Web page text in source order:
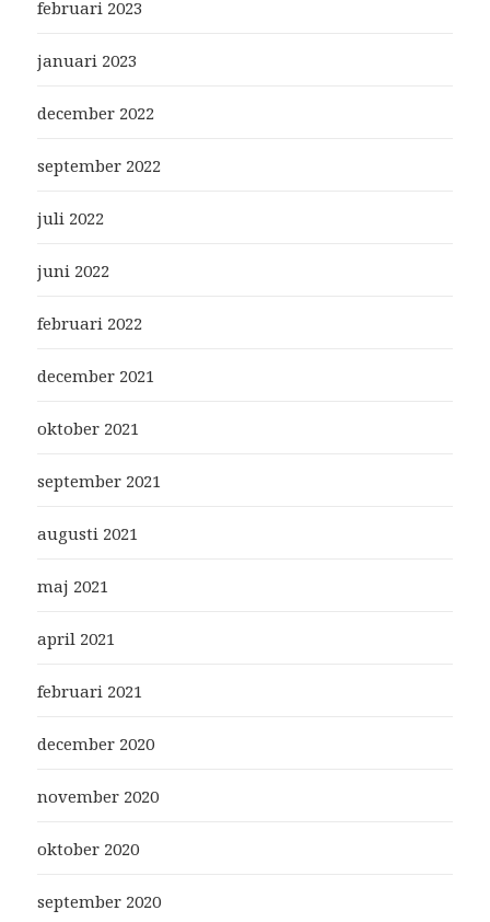
februari 2023
januari 2023
december 2022
september 2022
juli 2022
juni 2022
februari 2022
december 2021
oktober 2021
september 2021
augusti 2021
maj 2021
april 2021
februari 2021
december 2020
november 2020
oktober 2020
september 2020